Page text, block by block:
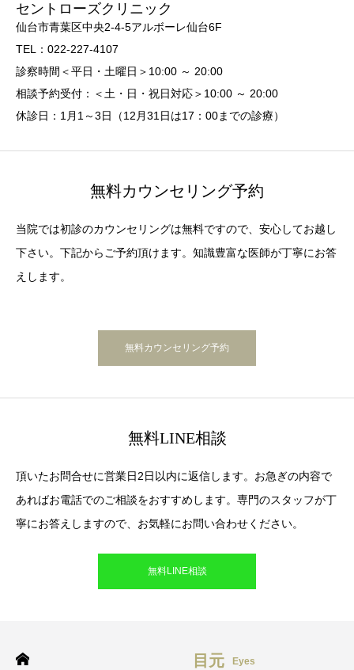
セントローズクリニック
仙台市青葉区中央2-4-5アルボーレ仙台6F
TEL：022-227-4107
診察時間＜平日・土曜日＞10:00 ～ 20:00
相談予約受付：＜土・日・祝日対応＞10:00 ～ 20:00
休診日：1月1～3日（12月31日は17：00までの診療）
無料カウンセリング予約
当院では初診のカウンセリングは無料ですので、安心してお越し
下さい。下記からご予約頂けます。知識豊富な医師が丁寧にお答
えします。
無料カウンセリング予約
無料LINE相談
頂いたお問合せに営業日2日以内に返信します。お急ぎの内容で
あればお電話でのご相談をおすすめします。専門のスタッフが丁
寧にお答えしますので、お気軽にお問い合わせください。
無料LINE相談
目元 Eyes